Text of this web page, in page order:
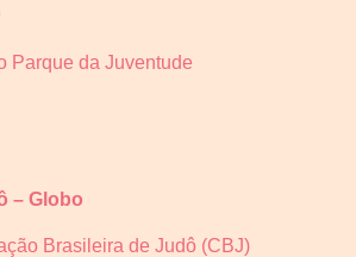
Parque da Juventude
– Globo
Brasileira de Judô (CBJ)